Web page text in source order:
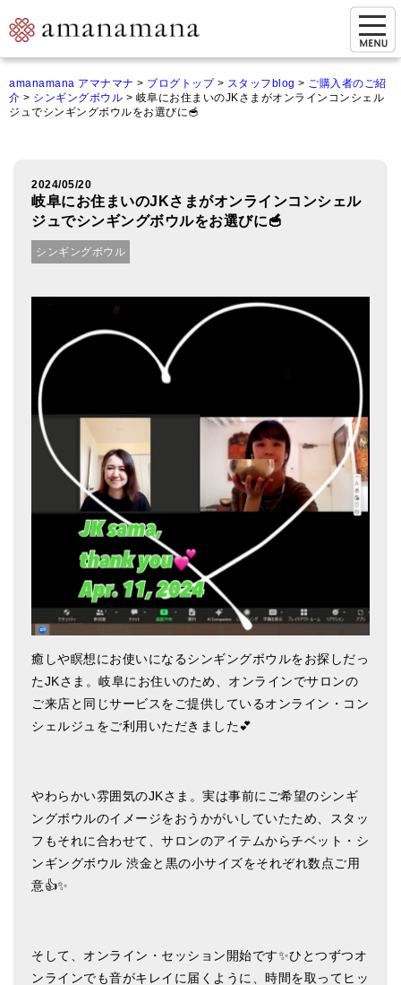
マイページ
ご来店&購入
オンライン相談&購入
シンギングボウル講座
オンラインショップ
カートを見る
商品一覧
アマナマナのシンギングボウル
チベット・シンギングボウル
新・鍛造スペシャル
マンダラ彫（黒・渋金）
人気の3点セット
お得なアマナマナ・セット
スティック・マレット・リング（台座）
アマナマナのティンシャ
ベーシック・ティンシャ（4種）
ティンシャケース
チベット・真マントラ香
ベル＆ドルジェ
amanamana アマナマナ > ブログトップ> スタッフblog > ご購入者のご紹
介 > シンギングボウル > 岐阜にお住まいのJKさまがオンラインコンシェル
ジュでシンギングボウルをお選びに🥣
2024/05/20
岐阜にお住まいのJKさまがオンラインコンシェル
ジュでシンギングボウルをお選びに🥣
シンギングボウル
癒しや瞑想にお使いになるシンギングボウルをお探しだっ
たJKさま。岐阜にお住いのため、オンラインでサロンの
ご来店と同じサービスをご提供しているオンライン・コン
シェルジュをご利用いただきました💕
やわらかい雰囲気のJKさま。実は事前にご希望のシンギ
ングボウルのイメージをおうかがいしていたため、スタッ
フもそれに合わせて、サロンのアイテムからチベット・シ
ンギングボウル 渋金と黒の小サイズをそれぞれ数点ご用
意👍✨
そして、オンライン・セッション開始です✨ひとつずつオ
ンラインでも音がキレイに届くように、時間を取ってヒッ